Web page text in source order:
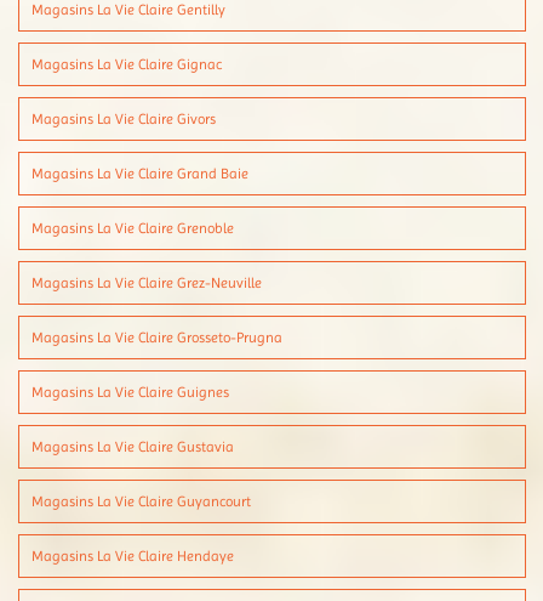
Magasins La Vie Claire Gentilly
Magasins La Vie Claire Gignac
Magasins La Vie Claire Givors
Magasins La Vie Claire Grand Baie
Magasins La Vie Claire Grenoble
Magasins La Vie Claire Grez-Neuville
Magasins La Vie Claire Grosseto-Prugna
Magasins La Vie Claire Guignes
Magasins La Vie Claire Gustavia
Magasins La Vie Claire Guyancourt
Magasins La Vie Claire Hendaye